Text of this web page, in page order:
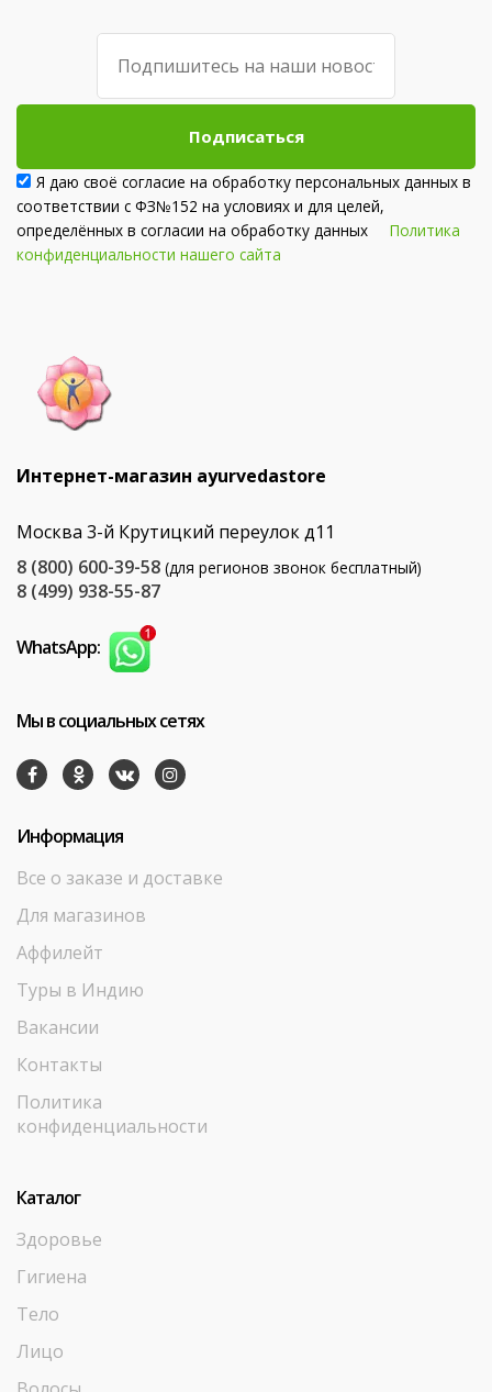
Подписаться
Я даю своё согласие на обработку персональных данных в
соответствии с ФЗ№152 на условиях и для целей,
определённых в согласии на обработку данных Политика
конфиденциальности нашего сайта
Интернет-магазин ayurvedastore
Москва 3-й Крутицкий переулок д11
8 (800) 600-39-58 (для регионов звонок бесплатный)
8 (499) 938-55-87
WhatsApp:
Мы в социальных сетях
Информация
Все о заказе и доставке
Для магазинов
Аффилейт
Туры в Индию
Вакансии
Контакты
Политика
конфиденциальности
Каталог
Здоровье
Гигиена
Тело
Лицо